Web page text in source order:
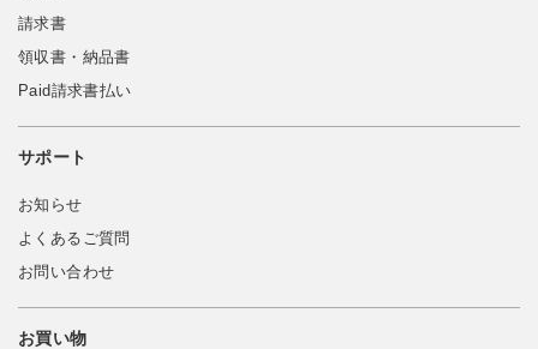
請求書
領収書・納品書
Paid請求書払い
サポート
お知らせ
よくあるご質問
お問い合わせ
お買い物